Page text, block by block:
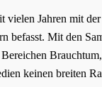
vielen Jahren mit
befasst. Mit den
keinen breiten